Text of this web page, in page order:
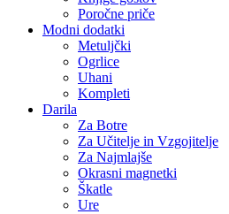
Poročne priče
Modni dodatki
Metuljčki
Ogrlice
Uhani
Kompleti
Darila
Za Botre
Za Učitelje in Vzgojitelje
Za Najmlajše
Okrasni magnetki
Škatle
Ure